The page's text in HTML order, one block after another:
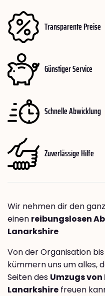
Transparente Preise
Günstiger Service
Schnelle Abwicklung
Zuverlässige Hilfe
Wir nehmen dir den
einen reibungslosen
Lanarkshire
Von der Organisation
kümmern uns um alles,
Seiten des Umzugs
Lanarkshire freuen